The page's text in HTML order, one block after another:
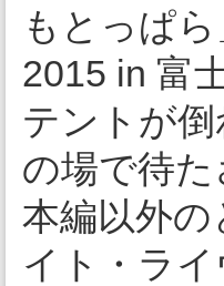
もとっぱ
2015 in 富
テントが倒
の場で待
本編以外
イト・ラ